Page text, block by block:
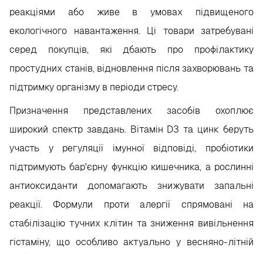
реакціями або живе в умовах підвищеного
екологічного навантаження. Ці товари затребувані
серед покупців, які дбають про профілактику
простудних станів, відновлення після захворювань та
підтримку організму в періоди стресу.
Призначення представлених засобів охоплює
широкий спектр завдань. Вітамін D3 та цинк беруть
участь у регуляції імунної відповіді, пробіотики
підтримують бар'єрну функцію кишечника, а рослинні
антиоксиданти допомагають знижувати запальні
реакції. Формули проти алергії спрямовані на
стабілізацію тучних клітин та зниження вивільнення
гістаміну, що особливо актуально у весняно-літній